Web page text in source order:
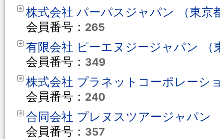
株式会社 パーパスジャパン （東京
会員番号： 265
有限会社 ピーエヌジージャパン （
会員番号： 349
株式会社 プラネットコーポレーシ
会員番号： 240
合同会社 プレヌスツアージャパン
会員番号： 357